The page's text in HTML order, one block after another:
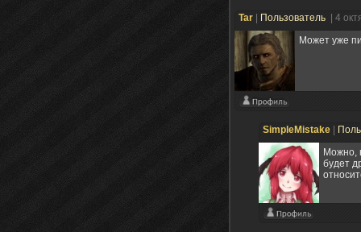
Tar Пользователь
| 4
Может уже
SimpleMistake
Можно,
будет